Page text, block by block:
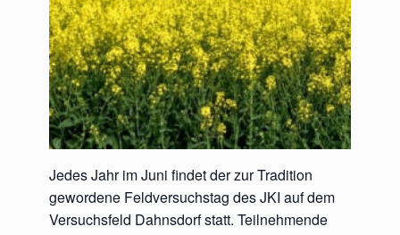
Jedes Jahr im Juni findet der zur Tradition
gewordene Feldversuchstag des JKI auf dem
Versuchsfeld Dahnsdorf statt. Teilnehmende